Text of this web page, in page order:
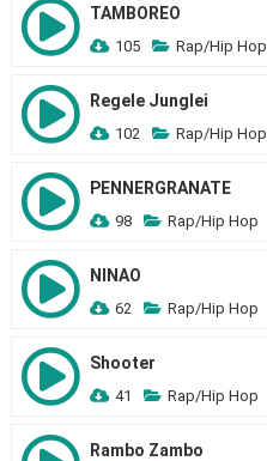
TAMBOREO
105 Rap/Hip Hop
Regele Junglei
102 Rap/Hip Hop
PENNERGRANATE
98 Rap/Hip Hop
NINAO
62 Rap/Hip Hop
Shooter
41 Rap/Hip Hop
Rambo Zambo